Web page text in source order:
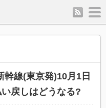
rss
幹線(東京発)10月1日
戻しはどうなる?